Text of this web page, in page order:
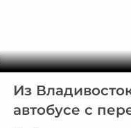
Из
автобусе с